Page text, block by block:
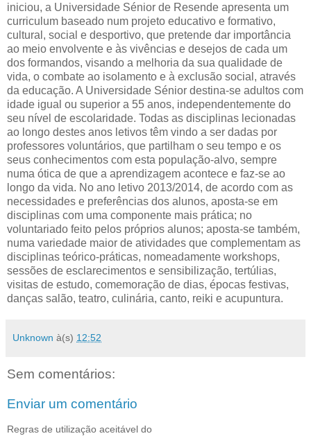
iniciou, a Universidade Sénior de Resende apresenta um
curriculum baseado num projeto educativo e formativo,
cultural, social e desportivo, que pretende dar importância
ao meio envolvente e às vivências e desejos de cada um
dos formandos, visando a melhoria da sua qualidade de
vida, o combate ao isolamento e à exclusão social, através
da educação. A Universidade Sénior destina-se adultos com
idade igual ou superior a 55 anos, independentemente do
seu nível de escolaridade. Todas as disciplinas lecionadas
ao longo destes anos letivos têm vindo a ser dadas por
professores voluntários, que partilham o seu tempo e os
seus conhecimentos com esta população-alvo, sempre
numa ótica de que a aprendizagem acontece e faz-se ao
longo da vida. No ano letivo 2013/2014, de acordo com as
necessidades e preferências dos alunos, aposta-se em
disciplinas com uma componente mais prática; no
voluntariado feito pelos próprios alunos; aposta-se também,
numa variedade maior de atividades que complementam as
disciplinas teórico-práticas, nomeadamente workshops,
sessões de esclarecimentos e sensibilização, tertúlias,
visitas de estudo, comemoração de dias, épocas festivas,
danças salão, teatro, culinária, canto, reiki e acupuntura.
Unknown à(s) 12:52
Sem comentários:
Enviar um comentário
Regras de utilização aceitável do